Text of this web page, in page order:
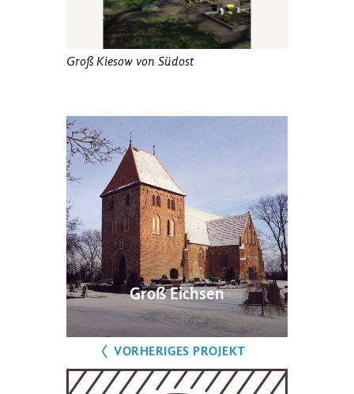
Groß Kiesow von Südost
Groß Eichsen
VORHERIGES PROJEKT